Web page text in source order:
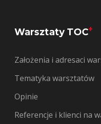
Warsztaty TOC+
Założenia i adresaci
Tematyka warsztatów
Opinie
Referencje i klienci na